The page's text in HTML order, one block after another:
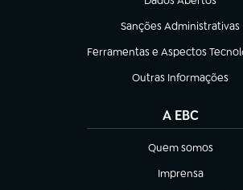
(abre em nova aba)
Sanções Administrativas
(abre em nova aba)
Ferramentas e Aspectos
(abre em nova aba)
Outras Informações
(abre em nova aba)
A EBC
Quem somos
(abre em nova aba)
Imprensa
(abre em nova aba)